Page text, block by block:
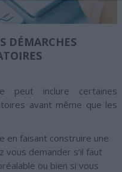
DÉMARCHES
peut inclure certaines
avant même que les
en faisant construire une
vous demander s’il faut
ou bien si vous